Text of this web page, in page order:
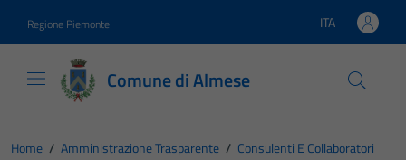
Regione Piemonte Lingua attiva:
ITA
Comune di Almese
Home / Amministrazione Trasparente / Consulenti E Collaboratori